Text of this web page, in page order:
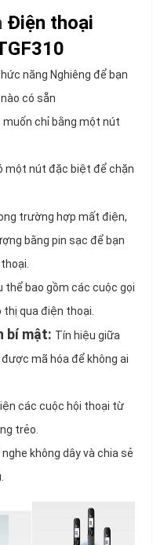
Điện thoại
năng Nghiêng để bạn
có sẵn
muốn chỉ bằng một nút
một nút đặc biệt để chặn
trường hợp mất điện,
bằng pin sạc để bạn
thể bao gồm các cuộc gọi
qua điện thoại.
bí mật: Tín hiệu giữa
mã hóa để không ai
các cuộc hội thoại từ
trẻo.
không dây và chia sẻ